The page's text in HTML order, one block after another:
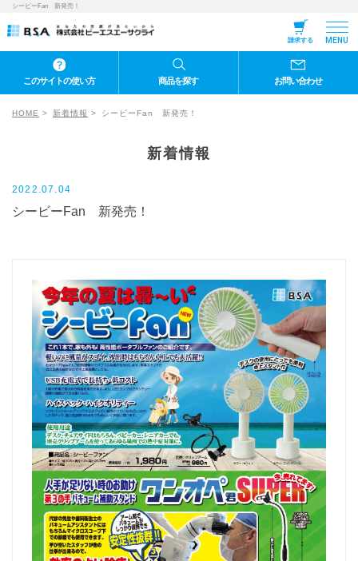
シービーFan 新発売！
請求する MENU
このサイトの使い方 商品を探す お問い合わせ
HOME 新着情報 シービーFan 新発売！
新着情報
2022.07.04
シービーFan 新発売！